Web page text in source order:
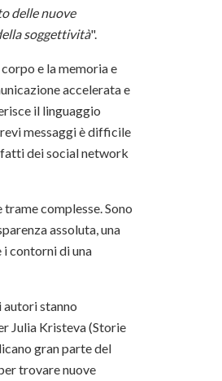
delle nuove
soggettività".
e la memoria e
accelerata e
il linguaggio
messaggi è difficile
dei social network
complesse. Sono
assoluta, una
contorni di una
autori stanno
Julia Kristeva (Storie
gran parte del
trovare nuove